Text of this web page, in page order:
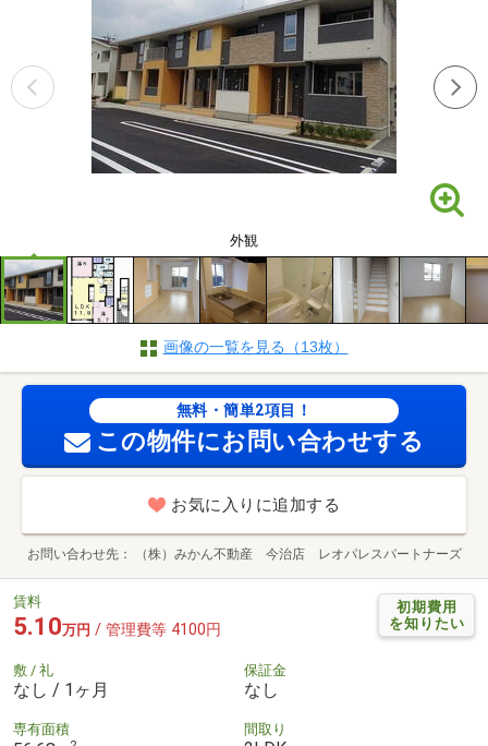
外観
画像の一覧を見る（13枚）
無料・簡単2項目！
この物件にお問い合わせする
お気に入りに追加する
お問い合わせ先 （株）みかん不動産 今治店 レオパレスパートナーズ
初期費用
を知りたい
賃料
5.10万円 / 管理費等 4100円
敷 / 礼
なし / 1ヶ月
保証金
なし
専有面積 間取り